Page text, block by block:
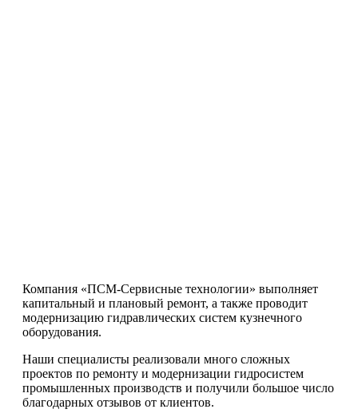
Компания «ПСМ-Сервисные технологии» выполняет
капитальный и плановый ремонт, а также проводит
модернизацию гидравлических систем кузнечного
оборудования.
Наши специалисты реализовали много сложных
проектов по ремонту и модернизации гидросистем
промышленных производств и получили большое число
благодарных отзывов от клиентов.